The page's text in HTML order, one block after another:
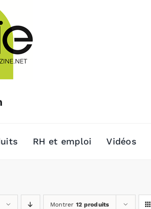
RH et emploi Vidéos
Montrer 12 produits